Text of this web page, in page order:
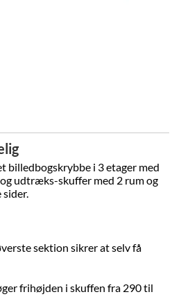
billedbogskrybbe i 3 etager med
udtræks-skuffer med 2 rum og
sider.
sektion sikrer at selv få
frihøjden i skuffen fra 290 til